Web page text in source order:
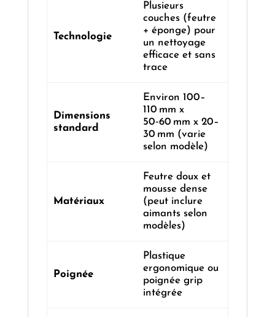
Technologie
Plusieurs
couches (feutre
+ éponge) pour
un nettoyage
efficace et sans
trace
Dimensions
standard
Environ 100–
110 mm x
50‑60 mm x 20–
30 mm (varie
selon modèle)
Matériaux
Feutre doux et
mousse dense
(peut inclure
aimants selon
modèles)
Poignée
Plastique
ergonomique ou
poignée grip
intégrée